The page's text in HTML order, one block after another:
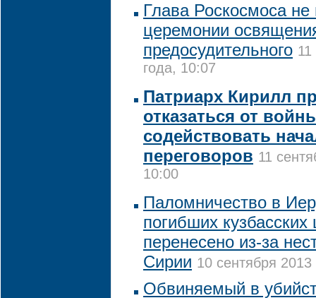
Глава Роскосмоса не
церемонии
предосудительного
года, 10:07
Патриарх Кирилл
отказаться от
содействовать
переговоров 11
10:00
Паломничество в
погибших
перенесено из-за
Сирии 10 сентября
Обвиняемый в